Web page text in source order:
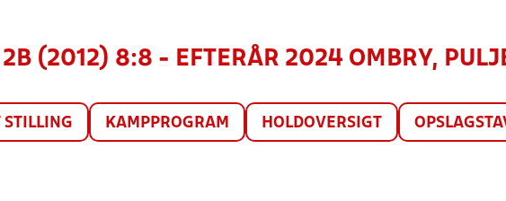
2B (2012) 8:8 - EFTERÅR 2024 OMBRY,
STILLING KAMPPROGRAM HOLDOVERSIGT